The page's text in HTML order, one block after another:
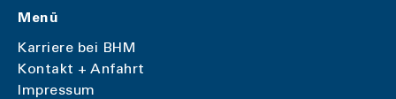
Menü
Karriere bei BHM
Kontakt + Anfahrt
Impressum